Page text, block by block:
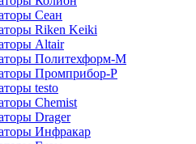
Сеан
Riken Keiki
Altair
Политехформ-М
Промприбор-Р
testo
Chemist
Drager
Инфракар